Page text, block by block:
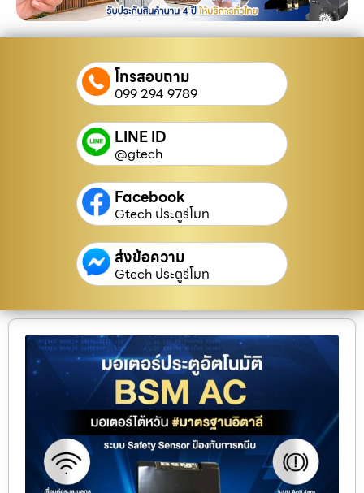
โทรสอบถาม
099 294 9789
LINE ID
@gtech
Facebook
Gtech ประตูรีโมท
ส่งข้อความ
Gtech ประตูรีโมท